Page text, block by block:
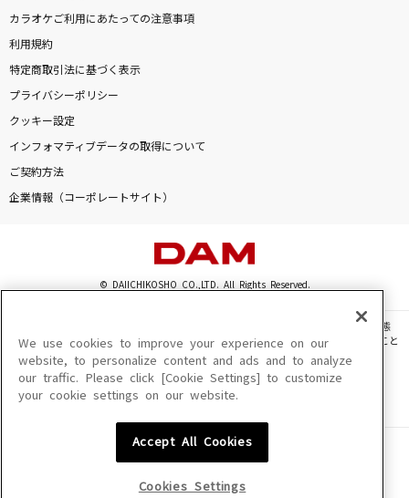
家族や友達と一緒に！練習にも！
カラオケご利用にあたっての注意事項
利用規約
特定商取引法に基づく表示
プライバシーポリシー
クッキー設定
インフォマティブデータの取得について
ご契約方法
企業情報（コーポレートサイト）
© DAIICHIKOSHO CO.,LTD. All Rights Reserved.
このサイトに掲載されている一切の文章・画像・写真・動画・音声等を、手段や形態
を問わず、著作権法の定める範囲を超えて無断で複製、転載、ファイル化などすること
を禁じます。
楽曲及びコンテンツは、機種によりご利用いただけない場合があります。
楽曲及びコンテンツの配信日、配信内容が変更になる場合があります。
We use cookies to improve your experience on our
website, to personalize content and ads and to analyze
our traffic. Please click [Cookie Settings] to customize
your cookie settings on our website.
Accept All Cookies
Cookies Settings